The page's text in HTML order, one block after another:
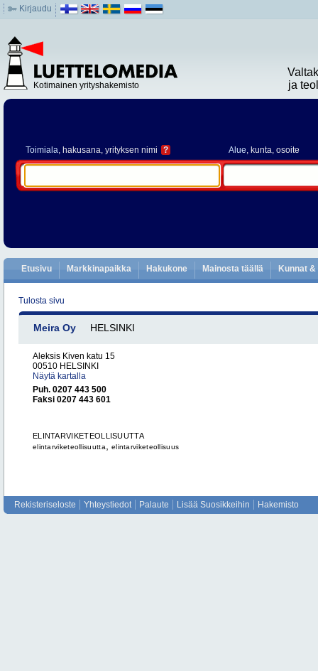
Kirjaudu
Kotimainen yrityshakemisto
ja
Toimiala, hakusana, yrityksen nimi ? Alue, kunta, osoite
Etusivu Markkinapaikka Hakukone Mainosta täällä Kunnat
Tulosta sivu
Meira Oy HELSINKI
Aleksis Kiven katu 15
00510 HELSINKI
Näytä kartalla
Puh. 0207 443 500
Faksi 0207 443 601
ELINTARVIKETEOLLISUUTTA
elintarviketeollisuutta elintarviketeollisuus
Rekisteriseloste Yhteystiedot Palaute Lisää Suosikkeihin Hakemisto